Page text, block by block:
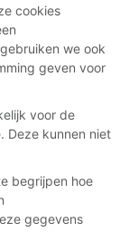
cookies
we ook
geven voor
voor de
Deze kunnen niet
begrijpen hoe
gegevens